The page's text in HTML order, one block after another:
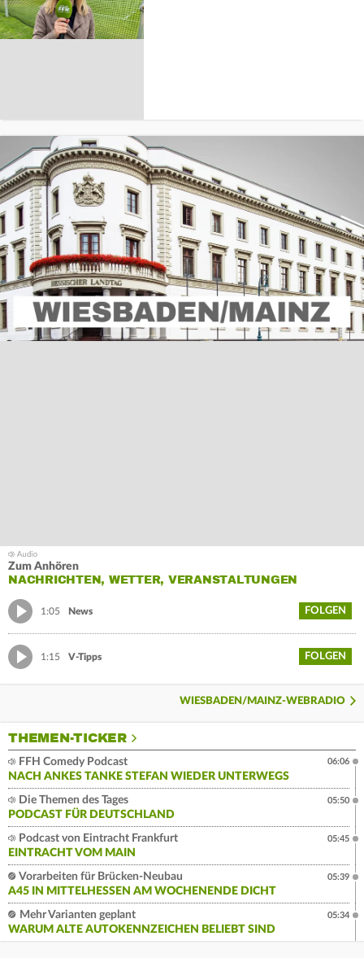
Zum Anhören
NACHRICHTEN, WETTER, VERANSTALTUNGEN
1:05 News FOLGEN
1:15 V-Tipps FOLGEN
WIESBADEN/MAINZ-WEBRADIO
THEMEN-TICKER
FFH Comedy Podcast
NACH ANKES TANKE STEFAN WIEDER UNTERWEGS
06:06
Die Themen des Tages
PODCAST FÜR DEUTSCHLAND
05:50
Podcast von Eintracht Frankfurt
EINTRACHT VOM MAIN
05:45
Vorarbeiten für Brücken-Neubau
A45 IN MITTELHESSEN AM WOCHENENDE DICHT
05:39
Mehr Varianten geplant
WARUM ALTE AUTOKENNZEICHEN BELIEBT SIND
05:34